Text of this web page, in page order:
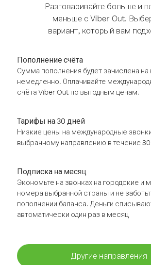
Разговаривайте больше и
меньше с Viber Out.
вариант, который вам
Пополнение счёта
Сумма пополнения будет зачислена на
немедленно. Оплачивайте
счёта Viber Out по выгодным ценам.
Тарифы на 30 дней
Низкие цены на международные
выбранному направлению в течение
Подписка на месяц
Экономьте на звонках на городские и
номера выбранной страны и не
пополнении баланса. Деньги
автоматически один раз в месяц
Другие направления